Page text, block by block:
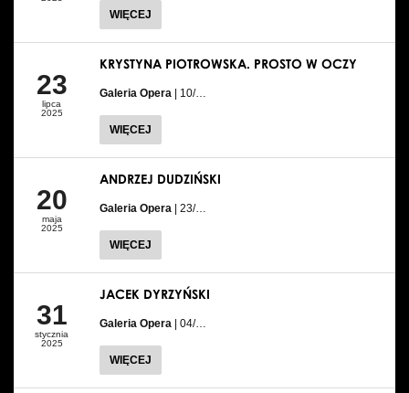
WIĘCEJ
23
lipca
2025
KRYSTYNA PIOTROWSKA. PROSTO W OCZY
Galeria Opera | 10/…
WIĘCEJ
20
maja
2025
ANDRZEJ DUDZIŃSKI
Galeria Opera | 23/…
WIĘCEJ
31
stycznia
2025
JACEK DYRZYŃSKI
Galeria Opera | 04/…
WIĘCEJ